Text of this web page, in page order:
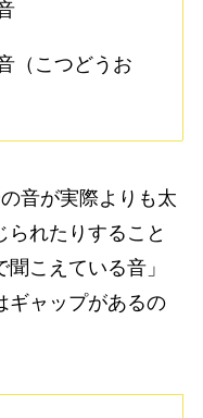
（こつどうお
音が実際よりも太
られたりすること
こえている音」
ギャップがあるの